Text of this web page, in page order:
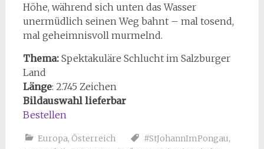
Höhe, während sich unten das Wasser
unermüdlich seinen Weg bahnt – mal tosend,
mal geheimnisvoll murmelnd.
Thema: Spektakuläre Schlucht im Salzburger
Land
Länge: 2.745 Zeichen
Bildauswahl lieferbar
Bestellen
Europa, Österreich #StJohannImPongau,